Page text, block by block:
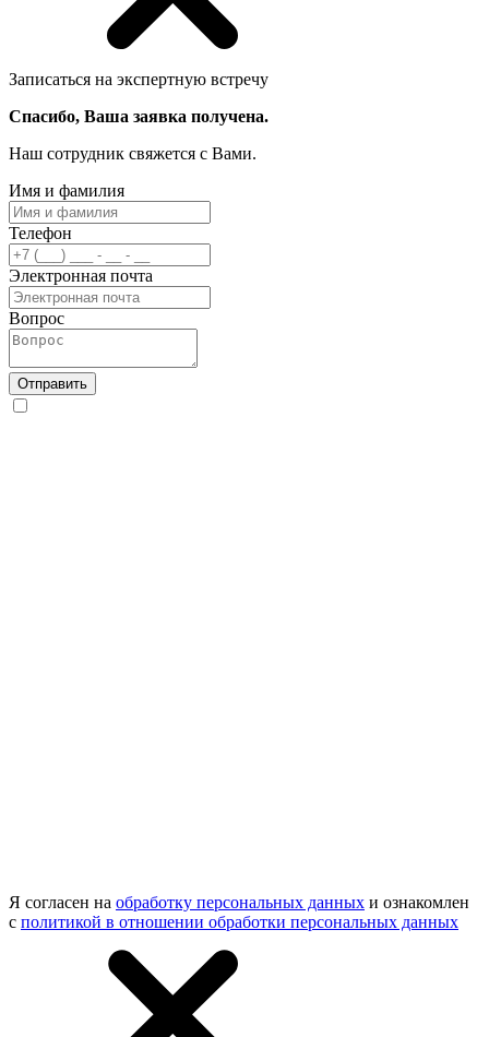
Записаться на экспертную встречу
Спасибо, Ваша заявка получена.
Наш сотрудник свяжется с Вами.
Имя и фамилия
Телефон
Электронная почта
Вопрос
Отправить
Я согласен на обработку персональных данных и ознакомлен
с политикой в отношении обработки персональных данных